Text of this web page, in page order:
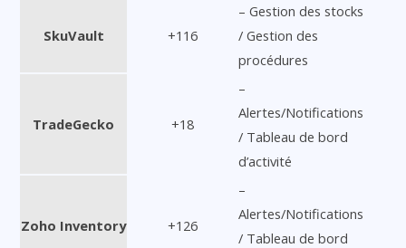
SkuVault +116
– Gestion des stocks
/ Gestion des
procédures
TradeGecko +18
–
Alertes/Notifications
/ Tableau de bord
d’activité
Zoho Inventory +126
–
Alertes/Notifications
/ Tableau de bord